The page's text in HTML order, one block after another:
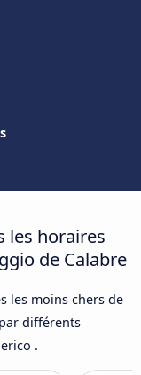
les horaires
de Calabre
les moins chers de
différents
.